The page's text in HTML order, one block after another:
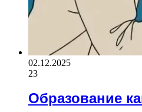
02.12.2025
23
Образование